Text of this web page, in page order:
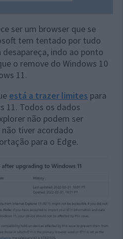
ser um browser que se
tem tentado por tudo
indo ao ponto
o remove do Windows 10
11.
está a trazer limites para
11. Todos os dados
não podem ser
tiver acordado
para o Edge.